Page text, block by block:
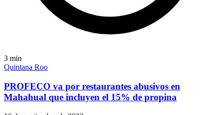
3 min
Quintana Roo
PROFECO va por restaurantes abusivos en
Mahahual que incluyen el 15% de propina